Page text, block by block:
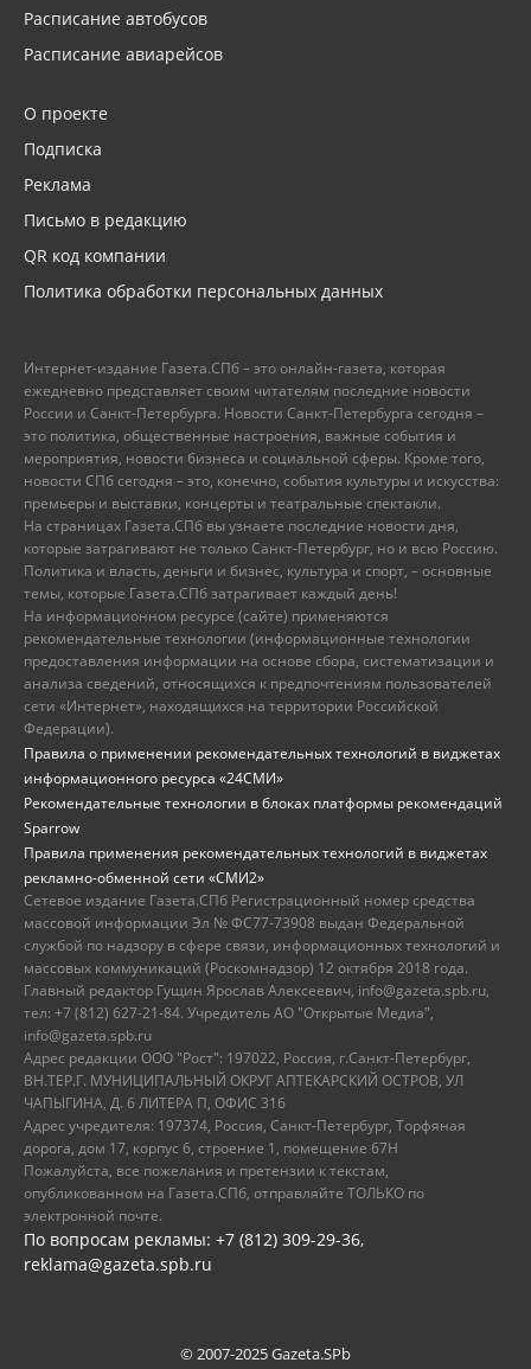
Расписание автобусов
Расписание авиарейсов
О проекте
Подписка
Реклама
Письмо в редакцию
QR код компании
Политика обработки персональных данных
Интернет-издание Газета.СПб – это онлайн-газета, которая
ежедневно представляет своим читателям последние новости
России и Санкт-Петербурга. Новости Санкт-Петербурга сегодня –
это политика, общественные настроения, важные события и
мероприятия, новости бизнеса и социальной сферы. Кроме того,
новости СПб сегодня – это, конечно, события культуры и искусства:
премьеры и выставки, концерты и театральные спектакли.
На страницах Газета.СПб вы узнаете последние новости дня,
которые затрагивают не только Санкт-Петербург, но и всю Россию.
Политика и власть, деньги и бизнес, культура и спорт, – основные
темы, которые Газета.СПб затрагивает каждый день!
На информационном ресурсе (сайте) применяются
рекомендательные технологии (информационные технологии
предоставления информации на основе сбора, систематизации и
анализа сведений, относящихся к предпочтениям пользователей
сети «Интернет», находящихся на территории Российской
Федерации).
Правила о применении рекомендательных технологий в виджетах
информационного ресурса «24СМИ»
Рекомендательные технологии в блоках платформы рекомендаций
Sparrow
Правила применения рекомендательных технологий в виджетах
рекламно-обменной сети «СМИ2»
Сетевое издание Газета.СПб Регистрационный номер средства
массовой информации Эл № ФС77-73908 выдан Федеральной
службой по надзору в сфере связи, информационных технологий и
массовых коммуникаций (Роскомнадзор) 12 октября 2018 года.
Главный редактор Гущин Ярослав Алексеевич, info@gazeta.spb.ru,
тел: +7 (812) 627-21-84. Учредитель АО "Открытые Медиа",
info@gazeta.spb.ru
Адрес редакции ООО "Рост": 197022, Россия, г.Санкт-Петербург,
ВН.ТЕР.Г. МУНИЦИПАЛЬНЫЙ ОКРУГ АПТЕКАРСКИЙ ОСТРОВ, УЛ
ЧАПЫГИНА, Д. 6 ЛИТЕРА П, ОФИС 316
Адрес учредителя: 197374, Россия, Санкт-Петербург, Торфяная
дорога, дом 17, корпус 6, строение 1, помещение 67Н
Пожалуйста, все пожелания и претензии к текстам,
опубликованном на Газета.СПб, отправляйте ТОЛЬКО по
электронной почте.
По вопросам рекламы: +7 (812) 309-29-36,
reklama@gazeta.spb.ru
© 2007-2025 Gazeta.SPb